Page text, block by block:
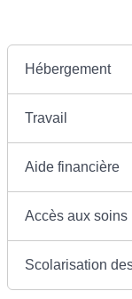
Hébergement
Travail
Aide financière
Accès aux soins
Scolarisation